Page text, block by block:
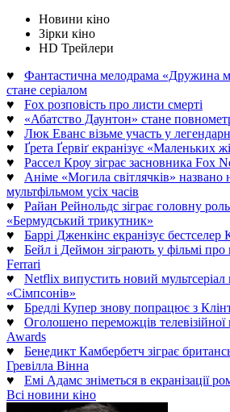
Новини кіно
Зірки кіно
HD Трейлери
♥ Фантастична мелодрама «Дружина
стане серіалом
♥ Fox розповість про листи смерті
♥ «Абатство Даунтон» стане
♥ Люк Еванс візьме участь у
♥ Ґрета Ґервіґ екранізує «Маленьких
♥ Рассел Кроу зіграє засновника Fox
♥ Аніме «Могила світлячків»
мультфільмом усіх часів
♥ Райан Рейнольдс зіграє головну
«Бермудський трикутник»
♥ Баррі Дженкінс екранізує бестселер
♥ Бейл і Деймон зіграють у фільмі про
Ferrari
♥ Netflix випустить новий мультсеріал
«Сімпсонів»
♥ Бредлі Купер знову попрацює з
♥ Оголошено переможців
Awards
♥ Бенедикт Камбербетч зіграє
Гревілла Вінна
♥ Емі Адамс зніметься в екранізації
Всі новини кіно